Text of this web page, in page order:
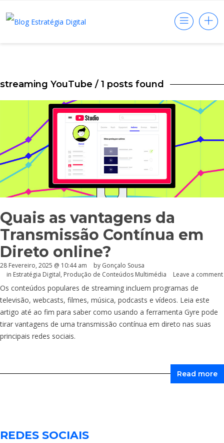
streaming YouTube / 1 posts found
Quais as vantagens da
Transmissão Contínua em
Direto online?
28 Fevereiro, 2025 @ 10:44 am by Gonçalo Sousa
in Estratégia Digital, Produção de Conteúdos Multimédia Leave a comment
Os conteúdos populares de streaming incluem programas de
televisão, webcasts, filmes, música, podcasts e vídeos. Leia este
artigo até ao fim para saber como usando a ferramenta Gyre pode
tirar vantagens de uma transmissão contínua em direto nas suas
principais redes sociais.
Read more
REDES SOCIAIS